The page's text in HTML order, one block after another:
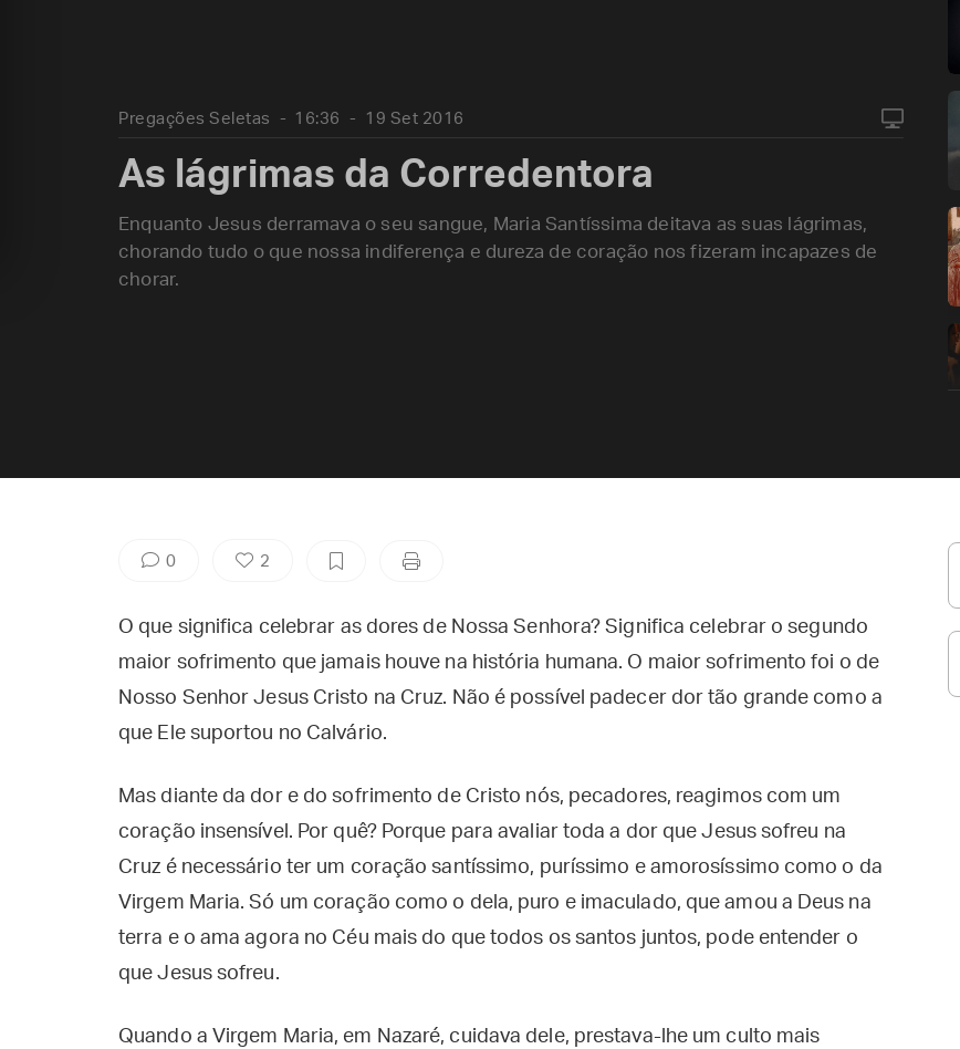
Pregações Seletas 16:36 19 Set 2016
As lágrimas da Corredentora
Enquanto Jesus derramava o seu sangue, Maria Santíssima deitava as suas lágrimas,
chorando tudo o que nossa indiferença e dureza de coração nos fizeram incapazes de
chorar.
0 2
O que significa celebrar as dores de Nossa Senhora? Significa celebrar o segundo
maior sofrimento que jamais houve na história humana. O maior sofrimento foi o de
Nosso Senhor Jesus Cristo na Cruz. Não é possível padecer dor tão grande como a
que Ele suportou no Calvário.
Mas diante da dor e do sofrimento de Cristo nós, pecadores, reagimos com um
coração insensível. Por quê? Porque para avaliar toda a dor que Jesus sofreu na
Cruz é necessário ter um coração santíssimo, puríssimo e amorosíssimo como o da
Virgem Maria. Só um coração como o dela, puro e imaculado, que amou a Deus na
terra e o ama agora no Céu mais do que todos os santos juntos, pode entender o
que Jesus sofreu.
Quando a Virgem Maria, em Nazaré, cuidava dele, prestava-lhe um culto mais